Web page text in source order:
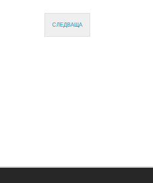
СЛЕДВАЩА